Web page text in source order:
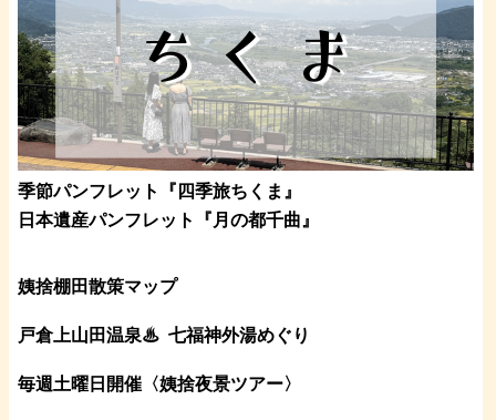
季節パンフレット『四季旅ちくま』
日本遺産パンフレット
『月の都千曲 』
姨捨棚田散策マップ
戸倉上山田温泉♨ 七福神外湯めぐり
毎週土曜日開催〈姨捨夜景ツアー〉